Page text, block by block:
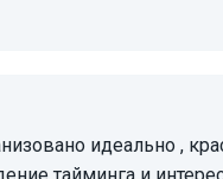
тайминга и